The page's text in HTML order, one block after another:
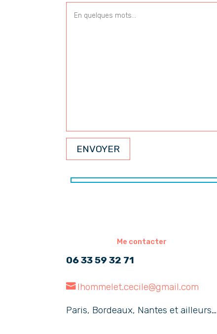
Me contacter
06 33 59 32 71
lhommelet.cecile@gmail.com
Paris, Bordeaux, Nantes et ailleurs…